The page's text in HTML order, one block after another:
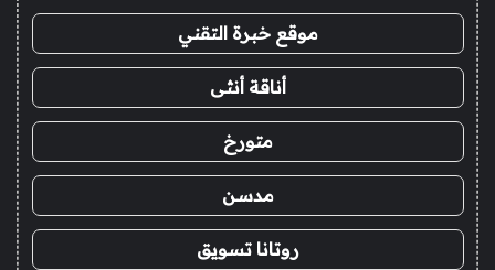
موقع خبرة التقني
أناقة أنثى
متورخ
مدسن
روتانا تسويق